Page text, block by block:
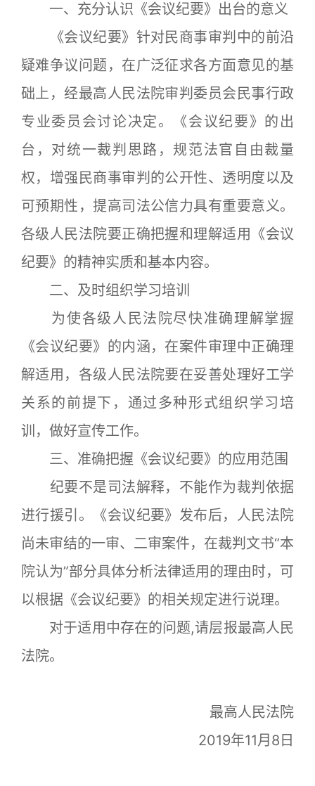
一、充分认识《会议纪要》出台的意义
《会议纪要》针对民商事审判中的前沿
疑难争议问题，在广泛征求各方面意见的基
础上，经最高人民法院审判委员会民事行政
专业委员会讨论决定。《会议纪要》的出
台，对统一裁判思路，规范法官自由裁量
权，增强民商事审判的公开性、透明度以及
可预期性，提高司法公信力具有重要意义。
各级人民法院要正确把握和理解适用《会议
纪要》的精神实质和基本内容。
二、及时组织学习培训
为使各级人民法院尽快准确理解掌握
《会议纪要》的内涵，在案件审理中正确理
解适用，各级人民法院要在妥善处理好工学
关系的前提下，通过多种形式组织学习培
训，做好宣传工作。
三、准确把握《会议纪要》的应用范围
纪要不是司法解释，不能作为裁判依据
进行援引。《会议纪要》发布后，人民法院
尚未审结的一审、二审案件，在裁判文书“本
院认为”部分具体分析法律适用的理由时，可
以根据《会议纪要》的相关规定进行说理。
对于适用中存在的问题,请层报最高人民
法院。
最高人民法院
2019年11月8日